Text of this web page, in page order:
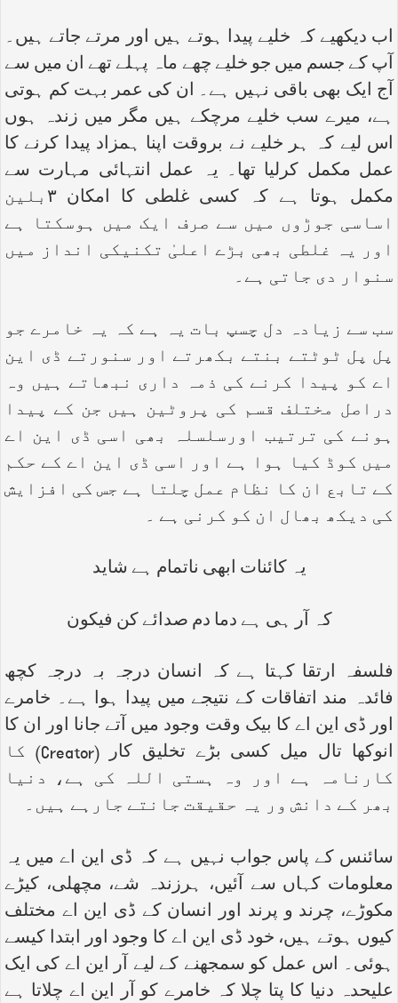
اب دیکھیے کہ خلیے پیدا ہوتے ہیں اور مرتے جاتے ہیں۔
آپ کے جسم میں جو خلیے چھے ماہ پہلے تھے ان میں سے
آج ایک بھی باقی نہیں ہے۔ ان کی عمر بہت کم ہوتی
ہے، میرے سب خلیے مرچکے ہیں مگر میں زندہ ہوں
اس لیے کہ ہر خلیے نے بروقت اپنا ہمزاد پیدا کرنے کا
عمل مکمل کرلیا تھا۔ یہ عمل انتہائی مہارت سے
مکمل ہوتا ہے کہ کسی غلطی کا امکان ۳بلین
اساسی جوڑوں میں سے صرف ایک میں ہوسکتا ہے
اور یہ غلطی بھی بڑے اعلیٰ تکنیکی انداز میں
سنوار دی جاتی ہے۔
سب سے زیادہ دل چسپ بات یہ ہے کہ یہ خامرے جو
پل پل ٹوٹتے بنتے بکھرتے اور سنورتے ڈی این
اے کو پیدا کرنے کی ذمہ داری نبھاتے ہیں وہ
دراصل مختلف قسم کی پروٹین ہیں جن کے پیدا
ہونے کی ترتیب اورسلسلہ بھی اسی ڈی این اے
میں کوڈ کیا ہوا ہے اور اسی ڈی این اے کے حکم
کے تابع ان کا نظام عمل چلتا ہے جس کی افزایش
کی دیکھ بھال ان کو کرنی ہے ۔
یہ کائنات ابھی ناتمام ہے شاید
کہ آر ہی ہے دما دم صدائے کن فیکون
فلسفہ ارتقا کہتا ہے کہ انسان درجہ بہ درجہ کچھ
فائدہ مند اتفاقات کے نتیجے میں پیدا ہوا ہے۔ خامرے
اور ڈی این اے کا بیک وقت وجود میں آتے جانا اور ان کا
انوکھا تال میل کسی بڑے تخلیق کار (Creator) کا
کارنامہ ہے اور وہ ہستی اللہ کی ہے، دنیا
بھر کے دانش ور یہ حقیقت جانتے جارہے ہیں۔
سائنس کے پاس جواب نہیں ہے کہ ڈی این اے میں یہ
معلومات کہاں سے آئیں، ہرزندہ شے، مچھلی، کیڑے
مکوڑے، چرند و پرند اور انسان کے ڈی این اے مختلف
کیوں ہوتے ہیں، خود ڈی این اے کا وجود اور ابتدا کیسے
ہوئی۔ اس عمل کو سمجھنے کے لیے آر این اے کی ایک
علیحدہ دنیا کا پتا چلا کہ خامرے کو آر این اے چلاتا ہے